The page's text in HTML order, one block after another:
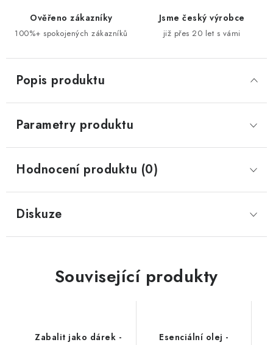
Ověřeno zákazníky
100%+ spokojených zákazníků
Jsme český výrobce
již přes 20 let s vámi
Popis produktu
Parametry produktu
Hodnocení produktu (0)
Diskuze
Související produkty
Zabalit jako dárek -
Esenciální olej -